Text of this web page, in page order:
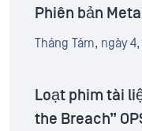
Phiên bản
Tháng Tám, ngày
Loạt phim tài
the Breach”